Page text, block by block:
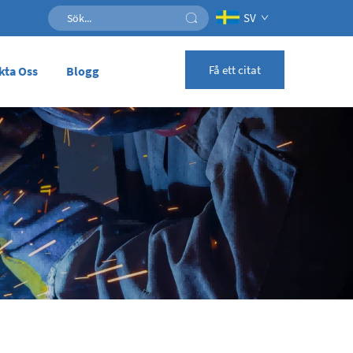
SV
Oss Blogg Få ett citat